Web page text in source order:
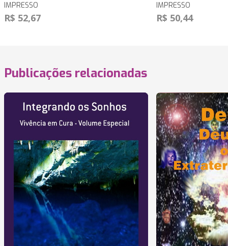
IMPRESSO
R$ 52,67
IMPRESSO
R$ 50,44
Publicações relacionadas